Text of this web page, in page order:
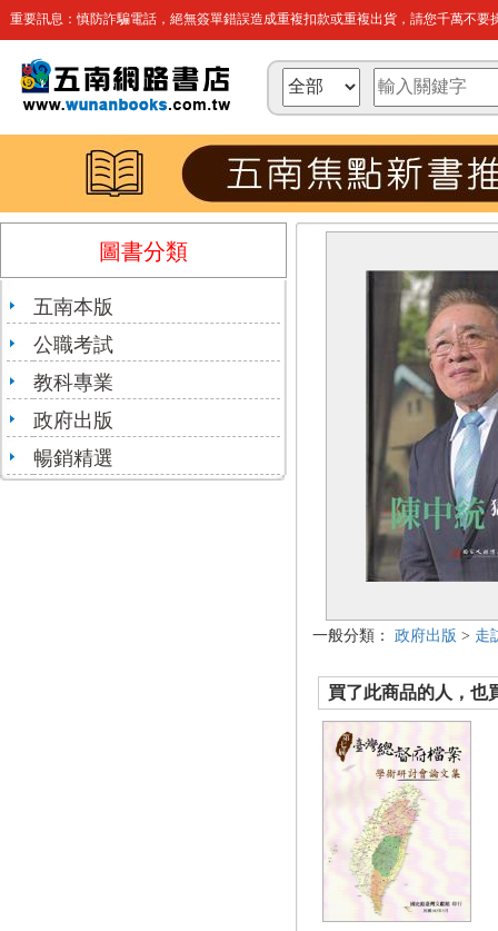
重要訊息：慎防詐騙電話，絕無簽單錯誤造成重複扣款或重複出貨，請您千萬不要
圖書分類
五南本版
公職考試
教科專業
政府出版
暢銷精選
一般分類： 政府出版 > 走
買了此商品的人，也